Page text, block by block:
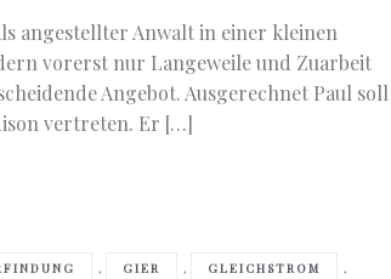
angestellter Anwalt in einer kleinen
vorerst nur Langeweile und Zuarbeit
Angebot. Ausgerechnet Paul soll
vertreten. Er […]
, GIER , GLEICHSTROM ,